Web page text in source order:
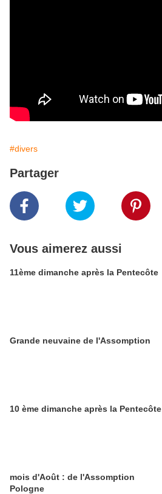
#divers
Partager
Vous aimerez aussi
11ème dimanche après la Pentecôte
Grande neuvaine de l'Assomption
10 ème dimanche après la Pentecôte
mois d'Août : de l'Assomption
Pologne